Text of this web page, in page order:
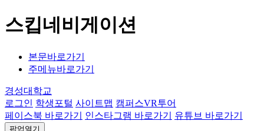
스킵네비게이션
본문바로가기
주메뉴바로가기
경성대학교
로그인 학생포털 사이트맵 캠퍼스VR투어
페이스북 바로가기
인스타그램 바로가기 유튜브 바로가기
팝업열기